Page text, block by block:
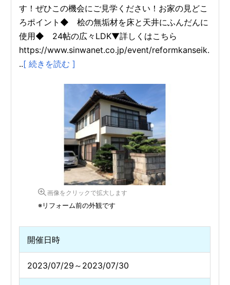
す！ぜひこの機会にご見学ください！お家の見どこ
ろポイント◆ 桧の無垢材を床と天井にふんだんに
使用◆ 24帖の広々LDK▼詳しくはこちら
https://www.sinwanet.co.jp/event/reformkanseik.
..[ 続きを読む ]
画像をクリックで拡大します
※リフォーム前の外観です
開催日時
2023/07/29～2023/07/30